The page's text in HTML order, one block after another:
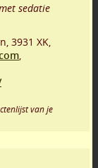
sedatie
3931 XK
van je